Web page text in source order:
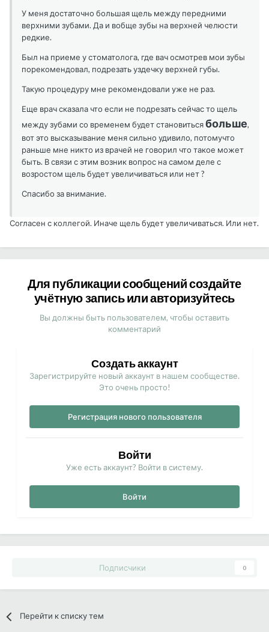
У меня достаточно большая щель между передними
верхними зубами. Да и вобще зубы на верхней челюсти
редкие.
Был на приеме у стоматолога, где вач осмотрев мои зубы
порекомендовал, подрезать уздечку верхней губы.
Такую процедуру мне рекомендовали уже не раз.
Еще врач сказала что если не подрезать сейчас то щель
между зубами со временем будет становитьсябольше,
вот это высказывание меня сильно удивило, потомучто
раньше мне никто из врачей не говорил что такое может
быть. В связи с этим возник вопрос на самом деле с
возростом щель будет увеличиваться или нет ?
Спасибо за внимание.
Согласен с коллегой. Иначе щель будет увеличиваться. Или нет.
Для публикации сообщений создайте
учётную запись или авторизуйтесь
Вы должны быть пользователем, чтобы оставить
комментарий
Создать аккаунт
Зарегистрируйте новый аккаунт в нашем сообществе.
Это очень просто!
Регистрация нового пользователя
Войти
Уже есть аккаунт? Войти в систему.
Войти
Подписчики 0
Перейти к списку тем